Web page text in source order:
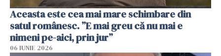
Aceasta este cea mai mare schimbare din
satul românesc. ”E mai greu că nu mai e
nimeni pe-aici, prin jur”
06 IUNIE 2026